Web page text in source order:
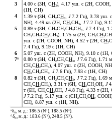
3 4.00 с (3H, CH3), 4.17 уш. с (2H, COOH,
(1H, CH)
4
1.39 т (3H, CH2CH3, J7.2 Гц), 3.78 уш.
NH), 4.49 кв (2H, CH2CH3, J7.2 Гц),
5
0.89 т (3H, CH2CH2CH2CH3, J7.4 Гц),
CH2CH2CH2CH3), 1.75 м (2H, CH2CH2CH
уш. с (2H, COOH, NH), 4.52 т (2H, CH2
7.4 Гц), 9.19 с (1H, CH)
6
5.07 уш. с (2H, COOH, NH), 9.10 с (1H,
7б 0.80 т (3H, CH2CH2CH3, J7.6 Гц), 1.71
CH2CH2CH3), 4.07 уш. с (2H, COOH,
CH2CH2CH3, J7.6 Гц), 7.93 с (1H, CH)
8
0.82 т (3H, CH2CH2CH3, J7.2 Гц), 1.69
CH2CH2CH3), 3.31 т (6H, CH2CH2OH, J
т (6H, CH2CH2OH, J4.8 Гц), 4.33 т (2H,
J7.2 Гц), 5.17 уш. с (CH2CH2OH,
CH), 8.87 уш. с (1H, NH).
аδN, м. д.: 186.5 (N1), 188.5 (N3).
бδN, м. д.: 183.6 (N1), 248.5 (N3).